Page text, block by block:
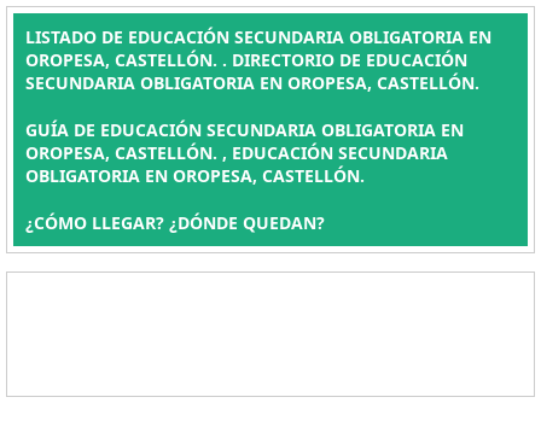
LISTADO DE EDUCACIÓN SECUNDARIA OBLIGATORIA EN
OROPESA, CASTELLÓN. . DIRECTORIO DE EDUCACIÓN
SECUNDARIA OBLIGATORIA EN OROPESA, CASTELLÓN.
GUÍA DE EDUCACIÓN SECUNDARIA OBLIGATORIA EN
OROPESA, CASTELLÓN. , EDUCACIÓN SECUNDARIA
OBLIGATORIA EN OROPESA, CASTELLÓN.
¿CÓMO LLEGAR? ¿DÓNDE QUEDAN?